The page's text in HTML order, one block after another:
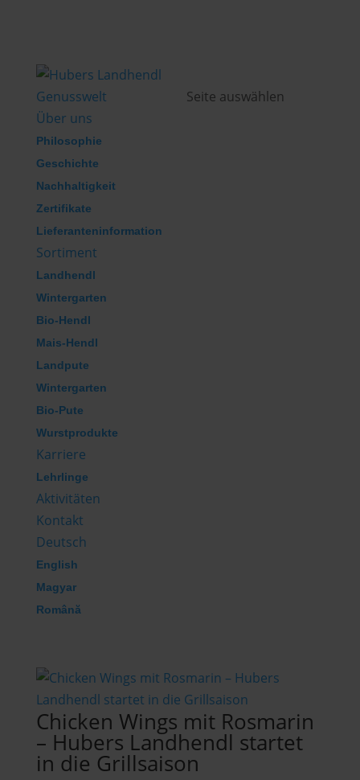
Genusswelt
Über uns
Philosophie
Geschichte
Nachhaltigkeit
Zertifikate
Lieferanteninformation
Sortiment
Landhendl
Wintergarten
Bio-Hendl
Mais-Hendl
Landpute
Wintergarten
Bio-Pute
Wurstprodukte
Karriere
Lehrlinge
Aktivitäten
Kontakt
Deutsch
English
Magyar
Română
Seite auswählen
Chicken Wings mit Rosmarin
– Hubers Landhendl startet
in die Grillsaison